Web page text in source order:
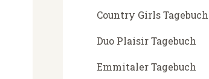
Country Girls Tagebuch
Duo Plaisir Tagebuch
Emmitaler Tagebuch